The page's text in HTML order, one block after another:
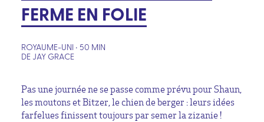
FERME EN FOLIE
ROYAUME-UNI • 50 MIN
DE JAY GRACE
Pas une journée ne se passe comme prévu pour Shaun,
les moutons et Bitzer, le chien de berger : leurs idées
farfelues finissent toujours par semer la zizanie !